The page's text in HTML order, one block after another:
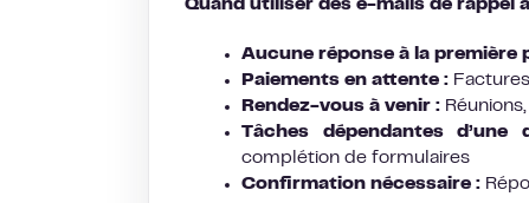
Quand utiliser des e-mails de rappel
Aucune réponse à la première
Paiements en attente :
Rendez-vous à venir :
Tâches dépendantes d’une
complétion de formulaires
Confirmation nécessaire :